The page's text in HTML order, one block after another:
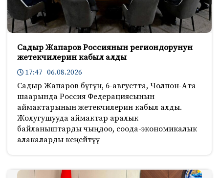
Садыр Жапаров Россиянын региондорунун
жетекчилерин кабыл алды
17:47 06.08.2026
Садыр Жапаров бүгүн, 6-августта, Чолпон-Ата
шаарында Россия Федерациясынын
аймактарынын жетекчилерин кабыл алды.
Жолугушууда аймактар аралык
байланыштарды чыңдоо, соода-экономикалык
алакаларды кеңейтүү